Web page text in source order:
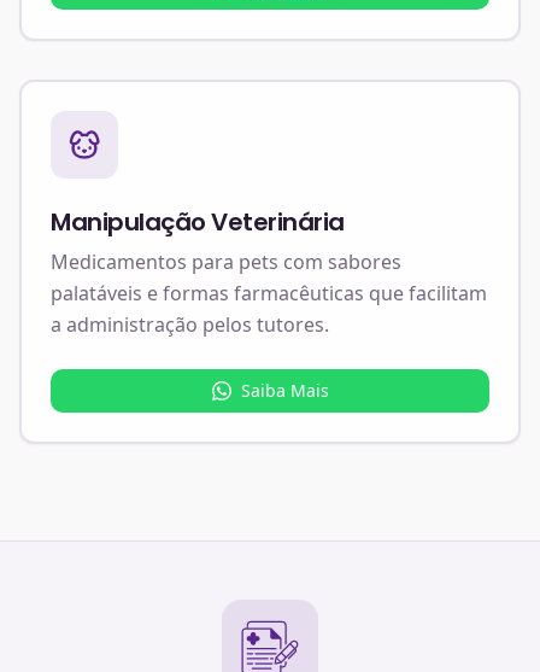
Manipulação Veterinária
Medicamentos para pets com sabores
palatáveis e formas farmacêuticas que facilitam
a administração pelos tutores.
Saiba Mais